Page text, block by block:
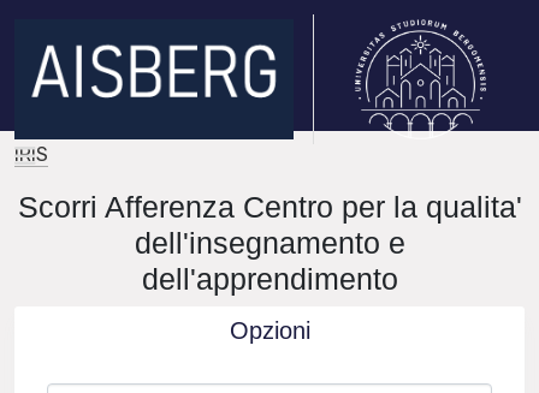
IRIS
Scorri Afferenza Centro per la qualita'
dell'insegnamento e
dell'apprendimento
Opzioni